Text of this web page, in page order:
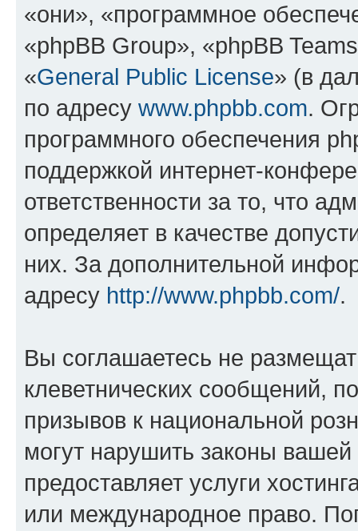
«они», «программное
«phpBB Group», «phpBB
«General Public License» (в
по адресу www.phpbb.com.
программного обеспечения
поддержкой интернет-
ответственности за то, что
определяет в качестве
них. За дополнительной
адресу http://www.phpbb.com/.
Вы соглашаетесь не
клеветнических сообщений,
призывов к национальной
могут нарушить законы
предоставляет услуги
или международное право.